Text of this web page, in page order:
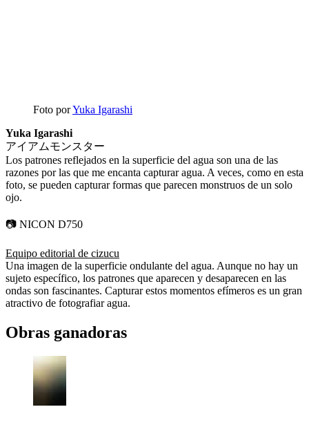
Foto porYuka Igarashi
Yuka Igarashi
アイアムモンスター
Los patrones reflejados en la superficie del agua son una de las
razones por las que me encanta capturar agua. A veces, como en esta
foto, se pueden capturar formas que parecen monstruos de un solo
ojo.
📷 NICON D750
Equipo editorial de cizucu
Una imagen de la superficie ondulante del agua. Aunque no hay un
sujeto específico, los patrones que aparecen y desaparecen en las
ondas son fascinantes. Capturar estos momentos efímeros es un gran
atractivo de fotografiar agua.
Obras ganadoras